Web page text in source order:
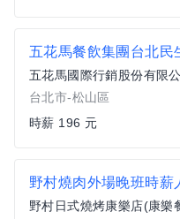
五花馬餐飲集團台北民
五花馬國際行銷股份有限
台北市-松山區
時薪 196 元
野村燒肉外場晚班時薪
野村日式燒烤康樂店(康樂